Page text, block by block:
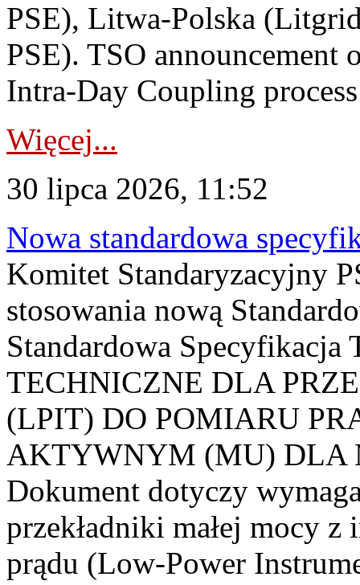
PSE), Litwa-Polska
PSE). TSO announcement
Intra-Day Coupling
Więcej...
30 lipca 2026, 11:52
Nowa standardowa
Komitet Standaryzacyjny
stosowania nową
Standardowa
TECHNICZNE DLA
(LPIT) DO POMIARU
AKTYWNYM (MU) DLA
Dokument dotyczy
przekładniki małej mocy
prądu (Low-Power